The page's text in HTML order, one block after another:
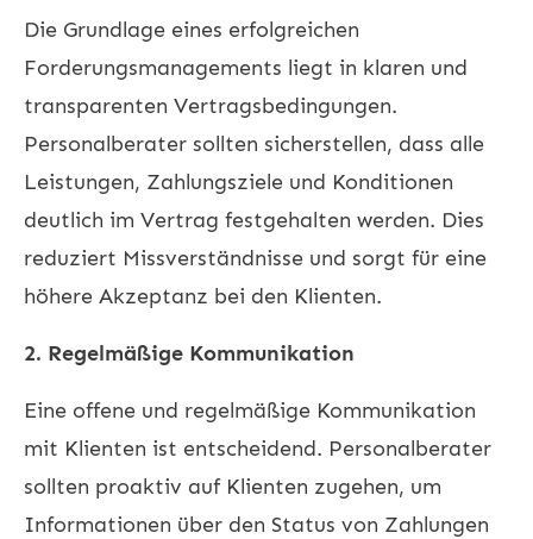
Die Grundlage eines erfolgreichen
Forderungsmanagements liegt in klaren und
transparenten Vertragsbedingungen.
Personalberater sollten sicherstellen, dass alle
Leistungen, Zahlungsziele und Konditionen
deutlich im Vertrag festgehalten werden. Dies
reduziert Missverständnisse und sorgt für eine
höhere Akzeptanz bei den Klienten.
2. Regelmäßige Kommunikation
Eine offene und regelmäßige Kommunikation
mit Klienten ist entscheidend. Personalberater
sollten proaktiv auf Klienten zugehen, um
Informationen über den Status von Zahlungen